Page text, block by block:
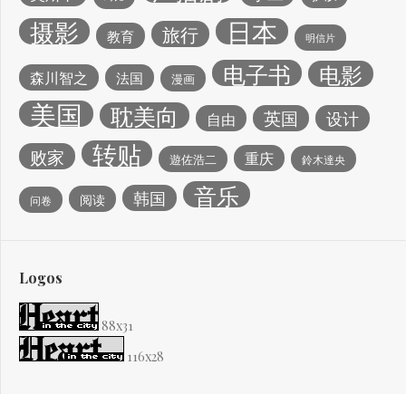
摄影 教育 旅行 日本 明信片
森川智之 法国 漫画 电子书 电影
美国 耽美向 自由 英国 设计
败家 转贴 遊佐浩二 重庆 鈴木達央
问卷 阅读 韩国 音乐
Logos
88x31
116x28